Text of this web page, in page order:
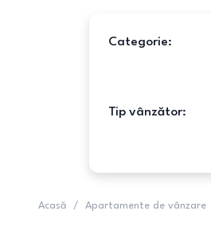
Categorie:
Tip vânzător:
Acasă / Apartamente de vânzare